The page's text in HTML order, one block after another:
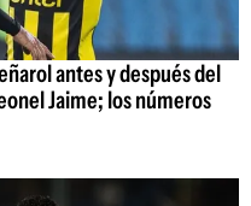
antes y después del
Jaime; los números